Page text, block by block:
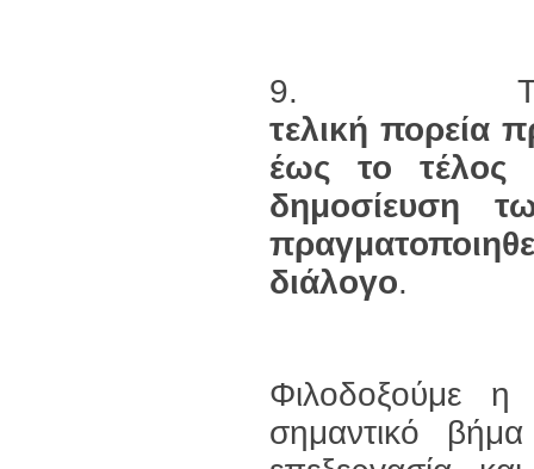
9.
τελική πορεία
έως το τέλος
δημοσίευση
διάλογο.
Φιλοδοξούμε
σημαντικό